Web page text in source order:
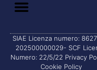
SIAE Licenza numero:
202500000029- SCF
Numero: 22/5/22 Privacy
Cookie Policy